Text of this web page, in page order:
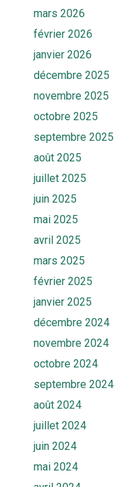
mars 2026
février 2026
janvier 2026
décembre 2025
novembre 2025
octobre 2025
septembre 2025
août 2025
juillet 2025
juin 2025
mai 2025
avril 2025
mars 2025
février 2025
janvier 2025
décembre 2024
novembre 2024
octobre 2024
septembre 2024
août 2024
juillet 2024
juin 2024
mai 2024